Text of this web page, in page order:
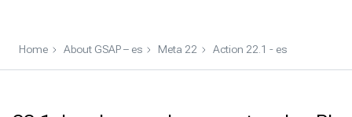
Home About GSAP – es Meta 22 Action 22.1 - es